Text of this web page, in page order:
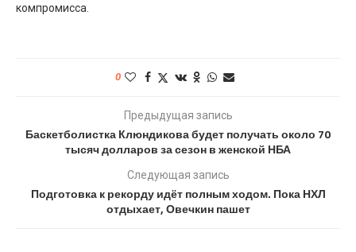
компромисса.
0
Предыдущая запись
Баскетболистка Клюндикова будет получать около 70
тысяч долларов за сезон в женской НБА
Следующая запись
Подготовка к рекорду идёт полным ходом. Пока НХЛ
отдыхает, Овечкин пашет